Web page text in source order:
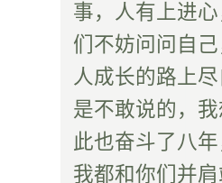
事，人有上进
们不妨问问自
人成长的路上
是不敢说的，
此也奋斗了八
我都和你们并